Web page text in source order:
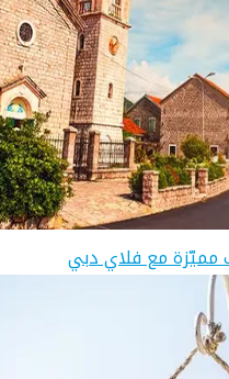
مميّزة مع فلاي دبي